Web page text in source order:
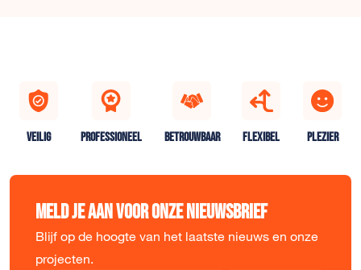
VEILIG PROFESSIONEEL BETROUWBAAR FLEXIBEL PLEZIER
Meld je aan voor onze nieuwsbrief
Blijf op de hoogte van het laatste nieuws en onze
projecten.